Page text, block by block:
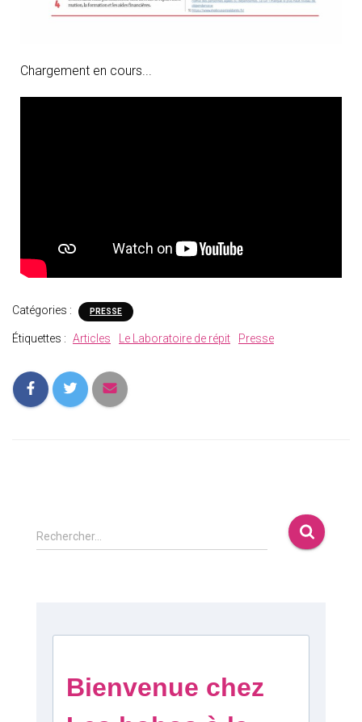
Chargement en cours...
Catégories : PRESSE
Étiquettes : Articles Le Laboratoire de répit Presse
Rechercher…